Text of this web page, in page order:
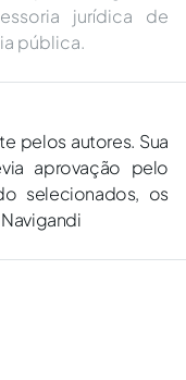
jurídica de
pública.
pelos autores. Sua
aprovação pelo
selecionados, os